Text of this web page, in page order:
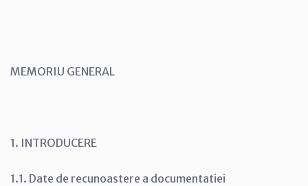
MEMORIU GENERAL
1. INTRODUCERE
1.1. Date de recunoastere a documentatiei